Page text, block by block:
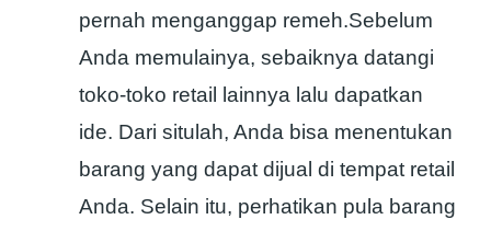
pernah menganggap remeh.Sebelum
Anda memulainya, sebaiknya datangi
toko-toko retail lainnya lalu dapatkan
ide. Dari situlah, Anda bisa menentukan
barang yang dapat dijual di tempat retail
Anda. Selain itu, perhatikan pula barang